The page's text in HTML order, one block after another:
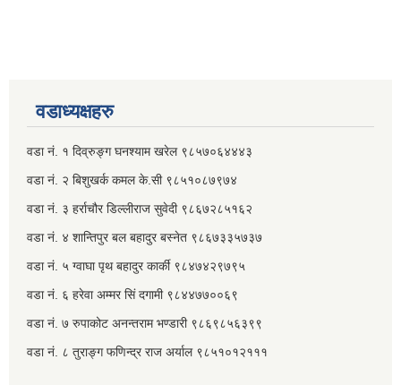
वडाध्यक्षहरु
वडा नं. १ दिव्रुङ्ग घनश्याम खरेल ९८५७०६४४४३
वडा नं. २ ‌‍बिशुखर्क कमल के.सी ९८५१०८७९७४
वडा नं. ३ हर्राचौर डिल्लीराज सुवेदी ९८६७२८५१६२
वडा नं. ४ शान्तिपुर बल बहादुर बस्नेत​ ९८६७३३५७३७
वडा नं. ५ ग्वाघा पृथ बहादुर कार्की ९८४७४२९७९५
वडा नं. ६ हरेवा अम्मर सिं दगामी​ ९८४४७७००६९
वडा नं. ७ ‌‍रुपाकोट अनन्तराम भण्डारी ९८६९८५६३९९
वडा नं. ८ तुराङ्ग फणिन्द्र राज अर्याल ९८५१०१२१११